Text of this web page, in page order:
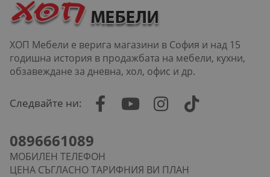
ХОП Мебели е верига магазини в София и над 15
годишна история в продажбата на мебели, кухни,
обзавеждане за дневна, хол, офис и др.
Следвайте ни:
0896661089
МОБИЛЕН ТЕЛЕФОН
ЦЕНА СЪГЛАСНО ТАРИФНИЯ ВИ ПЛАН